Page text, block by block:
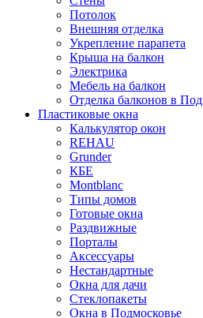
Потолок
Внешняя отделка
Укрепление парапета
Крыша на балкон
Электрика
Мебель на балкон
Отделка балконов в
Пластиковые окна
Калькулятор окон
REHAU
Grunder
КБЕ
Montblanc
Типы домов
Готовые окна
Раздвижные
Порталы
Аксессуары
Нестандартные
Окна для дачи
Стеклопакеты
Окна в Подмосковье